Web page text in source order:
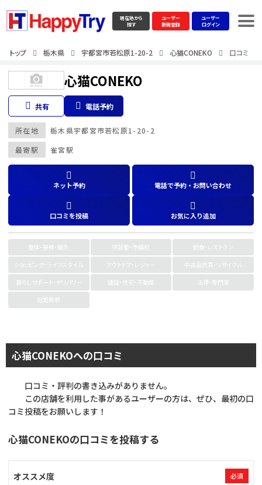
現在地から
探す
ユーザー
新規登録
ユーザー
ログイン
トップ 栃木県 宇都宮市若松原1-20-2 心猫CONEKO 口コミ
心猫CONEKO
共有 電話予約
最寄駅 雀宮駅
所在地 栃木県宇都宮市若松原1-20-2
ネット予約 電話で予約・お問い合わせ
口コミを投稿 お気に入り追加
整体・接骨・鍼灸 学習塾・予備校
飲食・レストラン
ショッピング・ライフスタイル
アウトドア・レジャー
中古品売買・リサイクル
暮らしサポート・デリバリー
建設・住宅・不動産
法律・専門家
冠婚葬祭
心猫CONEKOへの口コミ
口コミ・評判の書き込みがありません。
この店舗を利用した事があるユーザーの方は、ぜひ、最初の口
コミ投稿をお願いします！
心猫CONEKOの口コミを投稿する
オススメ度 必須